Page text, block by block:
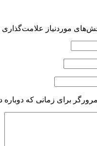
موردنیاز علامت‌گذاری
برای زمانی که